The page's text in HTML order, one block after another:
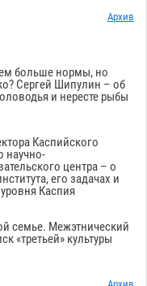
Архив
больше нормы, но
Сергей Шипулин – об
и нересте рыбы
Каспийского
научно-
центра – о
его задачах и
Каспия
семье. Межэтнический
«третьей» культуры